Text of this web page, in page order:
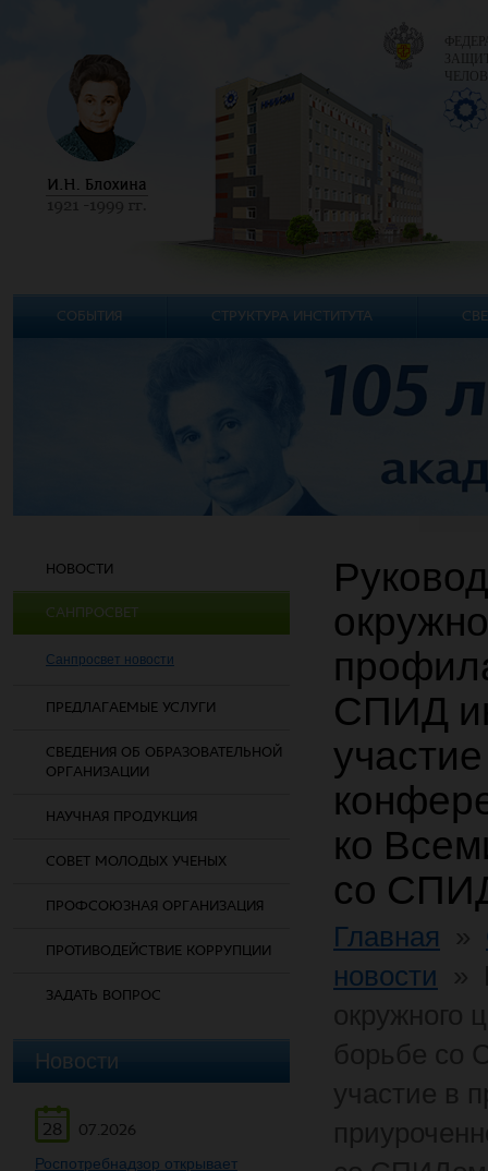
НОВОСТИ
САНПРОСВЕТ
Санпросвет новости
ПРЕДЛАГАЕМЫЕ УСЛУГИ
СВЕДЕНИЯ ОБ ОБРАЗОВАТЕЛЬНОЙ
ОРГАНИЗАЦИИ
НАУЧНАЯ ПРОДУКЦИЯ
СОВЕТ МОЛОДЫХ УЧЕНЫХ
ПРОФСОЮЗНАЯ ОРГАНИЗАЦИЯ
ПРОТИВОДЕЙСТВИЕ КОРРУПЦИИ
ЗАДАТЬ ВОПРОС
Новости
28
07.2026
Роспотребнадзор открывает
СПИД
ко
со
Главная
новости
СОБЫТИЯ СТРУКТУРА ИНСТИТУТА